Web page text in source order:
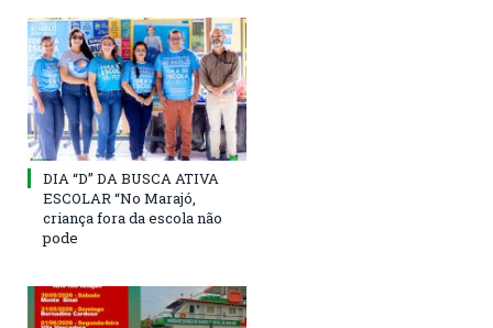
DIA “D” DA BUSCA ATIVA
ESCOLAR “No Marajó,
criança fora da escola não
pode